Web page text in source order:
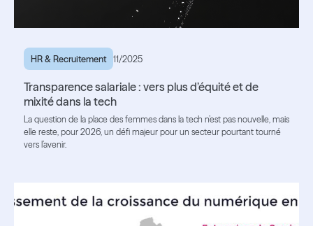
HR & Recruitement 11/2025
Transparence salariale : vers plus d’équité et de
mixité dans la tech
La question de la place des femmes dans la tech n’est pas nouvelle, mais
elle reste, pour 2026, un défi majeur pour un secteur pourtant tourné
vers l’avenir.